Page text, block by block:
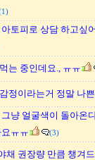
아토피로 상담 하고싶
는 중인데요., ㅠㅠ
정이라는거 정말 나
그냥 얼굴색이 돌아온
ㅠㅠ
(3)
채 권장량 만큼 챙겨